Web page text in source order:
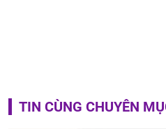
TIN CÙNG CHUYÊN